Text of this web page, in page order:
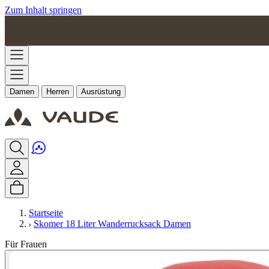
Zum Inhalt springen
Damen Herren Ausrüstung
Startseite
Skomer 18 Liter Wanderrucksack Damen
Für Frauen